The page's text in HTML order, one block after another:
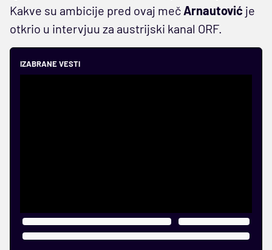
Kakve su ambicije pred ovaj meč Arnautović je
otkrio u intervjuu za austrijski kanal ORF.
IZABRANE VESTI